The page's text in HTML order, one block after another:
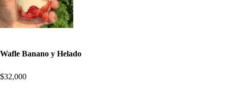
Wafle Banano y Helado
$32,000